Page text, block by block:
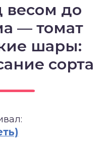
до
— томат
шары:
сорта